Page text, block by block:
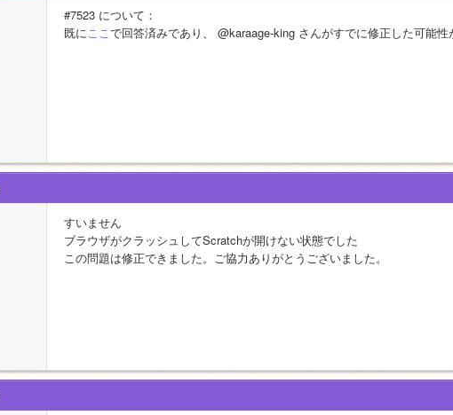
#7523 について：
既にここで回答済みであり、 @karaage-king さんがすでに修正した可能性
すいません
ブラウザがクラッシュしてScratchが開けない状態でした
この問題は修正できました。ご協力ありがとうございました。